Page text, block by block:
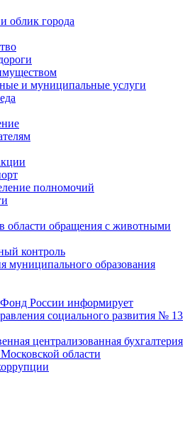
облик города
и муниципальные услуги
полномочий
области обращения с животными
контроль
муниципального образования
России информирует
социального развития № 13
централизованная бухгалтерия
области